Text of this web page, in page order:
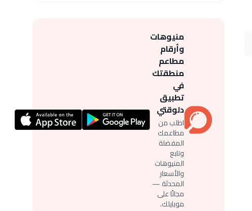
منيوهات
وأرقام
مطاعم
منطقتك
في
تطبيق
دلوقتي
اطلب من
مطاعمك
المفضلة
وتابع
المنيوهات
والأسعار
المحدثة —
مجانًا على
موبايلك.